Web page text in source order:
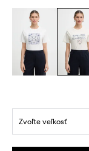
Zvoľte veľkosť